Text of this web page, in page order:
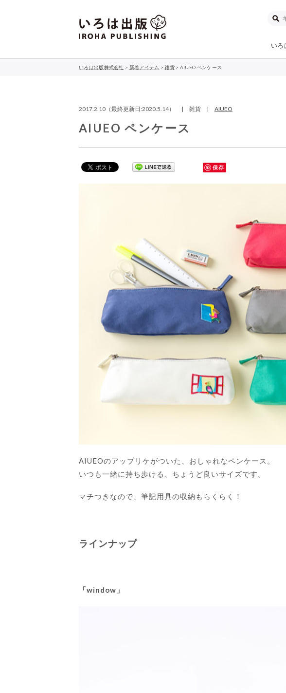
いろ
いろは出版株式会社 > 新着アイテム >雑貨> AIUEO ペンケース
2017.2.10（最終更新日:2020.5.14） | 雑貨 | AIUEO
AIUEO ペンケース
保存
AIUEOのアップリケがついた、おしゃれなペンケース。
いつも一緒に持ち歩ける、ちょうど良いサイズです。
マチつきなので、筆記用具の収納もらくらく！
ラインナップ
「window」